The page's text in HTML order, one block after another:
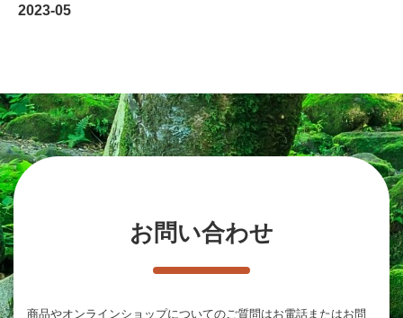
2023-05
お問い合わせ
商品やオンラインショップについてのご質問はお電話またはお問